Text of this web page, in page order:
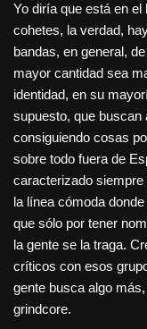
Yo diría que está en
cohetes, la verdad,
bandas, en general,
mayor cantidad sea
identidad, en su
supuesto, que buscan
consiguiendo cosas
sobre todo fuera de
caracterizado
la línea cómoda
que sólo por tener
la gente se la traga.
críticos con esos
gente busca algo
grindcore.